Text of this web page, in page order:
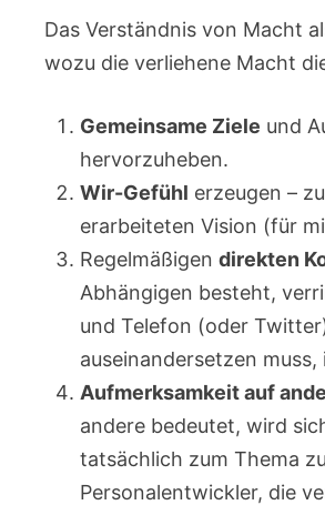
Das Verständnis von Macht
wozu die verliehene Macht
Gemeinsame Ziele und
hervorzuheben.
Wir-Gefühl erzeugen –
erarbeiteten Vision (für
Regelmäßigendirekten
Abhängigen besteht,
und Telefon (oder
auseinandersetzen
Aufmerksamkeit auf
andere bedeutet, wird
tatsächlich zum Thema
Personalentwickler, die